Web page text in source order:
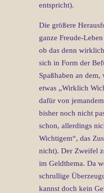
entspricht).
Die größere
ganze Freude-
ob das denn
sich in Form der
Spaßhaben an
etwas „Wirklich
dafür von
bisher noch nicht
schon, allerdings
Wichtigem“, das
nicht). Der Zweifel
im Geldthema. Da
schrullige
kannst doch kein